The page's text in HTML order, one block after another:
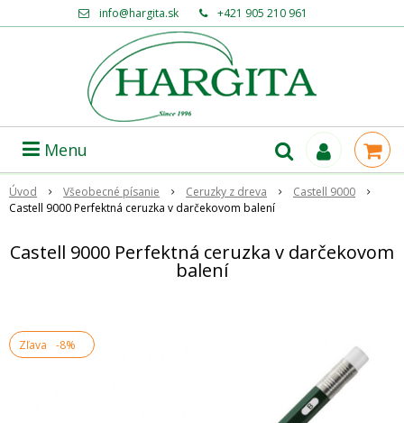
info@hargita.sk +421 905 210 961
Menu
Úvod Všeobecné písanie Ceruzky z dreva
Castell 9000
Castell 9000 Perfektná ceruzka v darčekovom balení
Castell 9000 Perfektná ceruzka v darčekovom
balení
Zľava -8%